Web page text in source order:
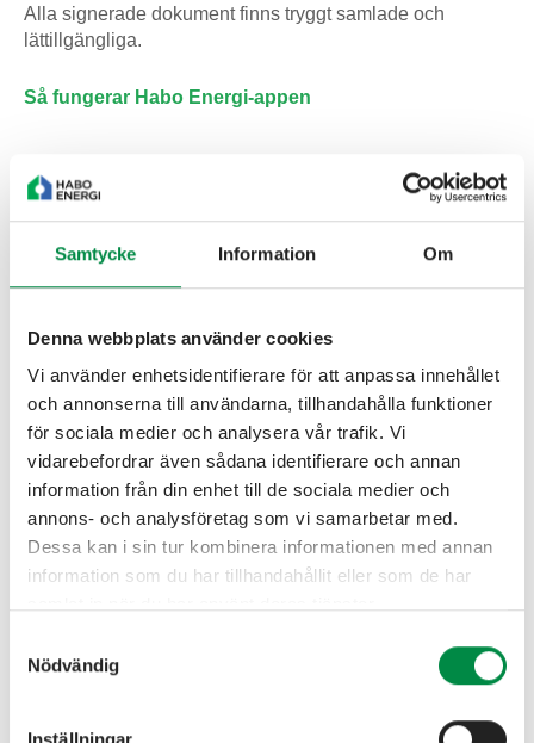
Samtycke Information Om
Denna webbplats använder cookies
Vi använder enhetsidentifierare för att anpassa innehållet
och annonserna till användarna, tillhandahålla funktioner
för sociala medier och analysera vår trafik. Vi
vidarebefordrar även sådana identifierare och annan
information från din enhet till de sociala medier och
annons- och analysföretag som vi samarbetar med.
Dessa kan i sin tur kombinera informationen med annan
information som du har tillhandahållit eller som de har
Nödvändig
Inställningar
Alla signerade dokument finns tryggt samlade och
lättillgängliga.
Så fungerar Habo Energi-appen
Hållbarhet ska vara enkelt
hushålls energianvändning och se hur den påverkar
planera när och hur du använder el.
Kvartspris
och dra nytta av lägre elpriser genom att använda el när
den är som billigast.
Elavtal med kvartpris följer kvartspriset på elbörsen och